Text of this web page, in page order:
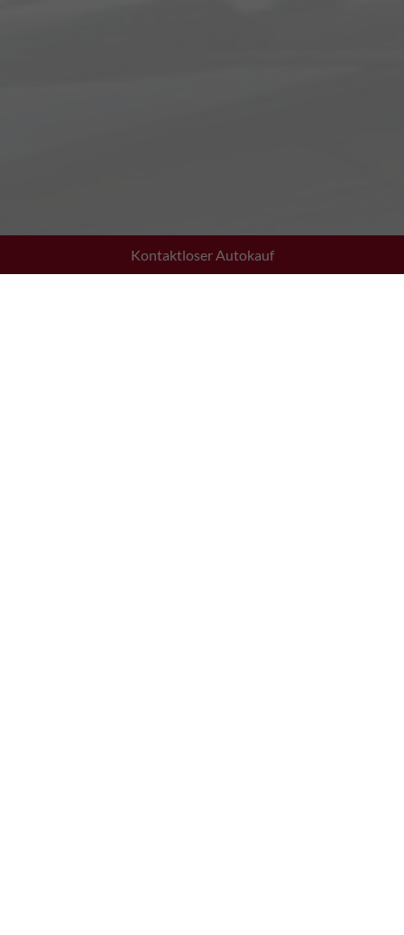
Kontaktloser Autokauf